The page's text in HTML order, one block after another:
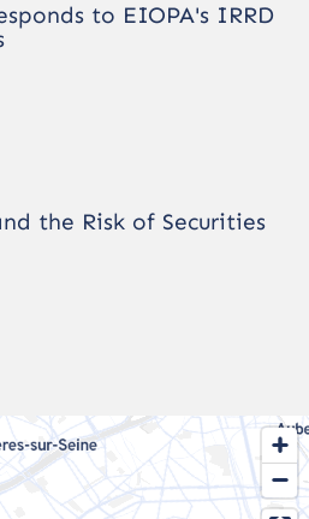
to EIOPA's IRRD
the Risk of Securities